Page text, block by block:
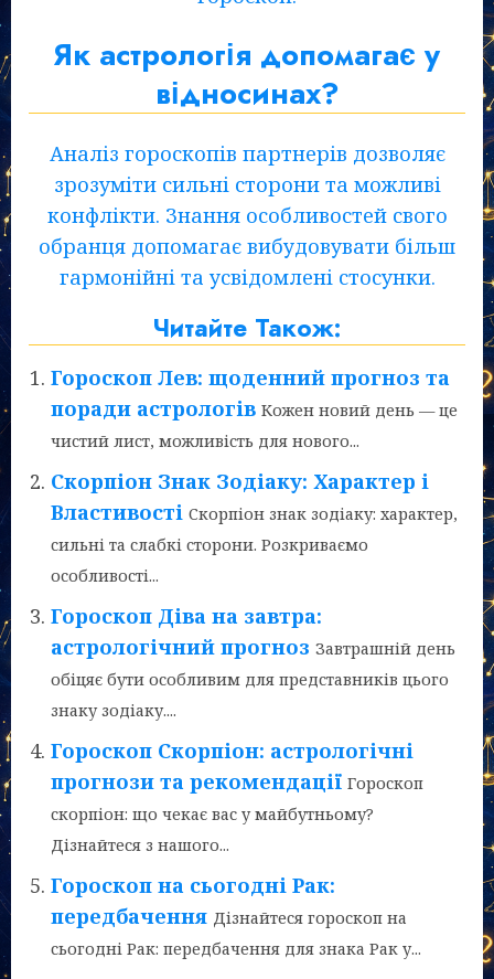
Як астрологія допомагає у
відносинах?
Аналіз гороскопів партнерів дозволяє
зрозуміти сильні сторони та можливі
конфлікти. Знання особливостей свого
обранця допомагає вибудовувати більш
гармонійні та усвідомлені стосунки.
Читайте Також:
Гороскоп Лев: щоденний прогноз та
поради астрологів Кожен новий день — це
чистий лист, можливість для нового...
Скорпіон Знак Зодіаку: Характер і
Властивості Скорпіон знак зодіаку: характер,
сильні та слабкі сторони. Розкриваємо
особливості...
Гороскоп Діва на завтра:
астрологічний прогноз Завтрашній день
обіцяє бути особливим для представників цього
знаку зодіаку....
Гороскоп Скорпіон: астрологічні
прогнози та рекомендації Гороскоп
скорпіон: що чекає вас у майбутньому?
Дізнайтеся з нашого...
Гороскоп на сьогодні Рак:
передбачення Дізнайтеся гороскоп на
сьогодні Рак: передбачення для знака Рак у...